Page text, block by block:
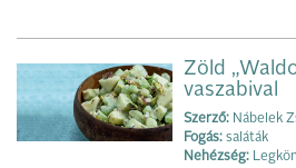
Zöld
vaszabival
Szerző: Nábelek
Fogás: saláták
Nehézség: